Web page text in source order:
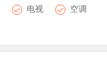
电视
空调